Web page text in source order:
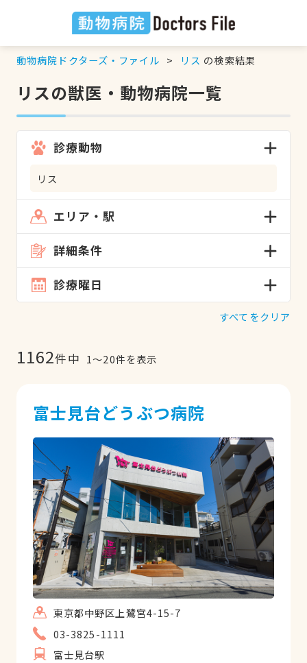
動物病院ドクターズ・ファイル リス の検索結果
リスの獣医・動物病院一覧
診療動物
リス
エリア・駅
詳細条件
診療曜日
すべてをクリア
1162件中 1〜20件を表示
富士見台どうぶつ病院
東京都中野区上鷺宮4-15-7
03-3825-1111
富士見台駅